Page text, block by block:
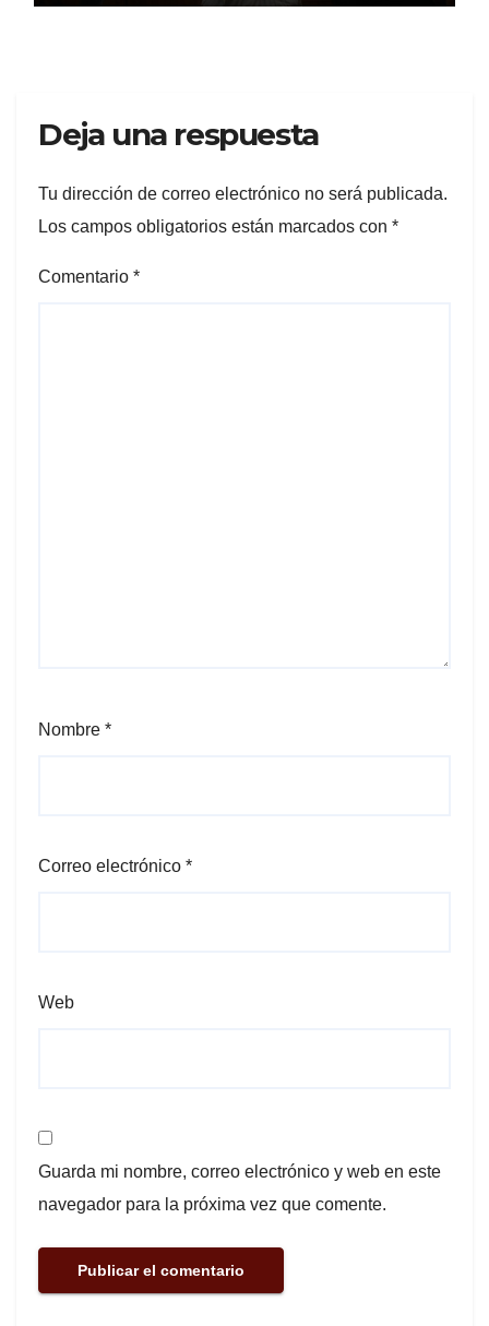
Deja una respuesta
Tu dirección de correo electrónico no será publicada.
Los campos obligatorios están marcados con *
Comentario *
Nombre *
Correo electrónico *
Web
Guarda mi nombre, correo electrónico y web en este
navegador para la próxima vez que comente.